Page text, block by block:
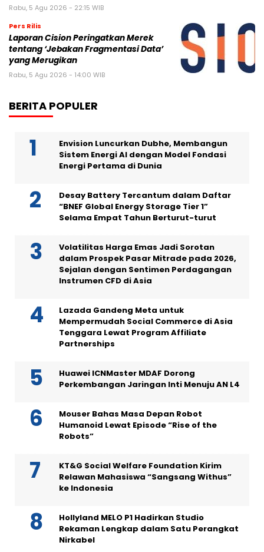
Rabu, 5 Agu 2026 - 22:15 WIB
Pers Rilis
Laporan Cision Peringatkan Merek
tentang ‘Jebakan Fragmentasi Data’
yang Merugikan
Rabu, 5 Agu 2026 - 14:00 WIB
BERITA POPULER
Envision Luncurkan Dubhe, Membangun
Sistem Energi AI dengan Model Fondasi
Energi Pertama di Dunia
Desay Battery Tercantum dalam Daftar
“BNEF Global Energy Storage Tier 1”
Selama Empat Tahun Berturut-turut
Volatilitas Harga Emas Jadi Sorotan
dalam Prospek Pasar Mitrade pada 2026,
Sejalan dengan Sentimen Perdagangan
Instrumen CFD di Asia
Lazada Gandeng Meta untuk
Mempermudah Social Commerce di Asia
Tenggara Lewat Program Affiliate
Partnerships
Huawei ICNMaster MDAF Dorong
Perkembangan Jaringan Inti Menuju AN L4
Mouser Bahas Masa Depan Robot
Humanoid Lewat Episode “Rise of the
Robots”
KT&G Social Welfare Foundation Kirim
Relawan Mahasiswa “Sangsang Withus”
ke Indonesia
Hollyland MELO P1 Hadirkan Studio
Rekaman Lengkap dalam Satu Perangkat
Nirkabel